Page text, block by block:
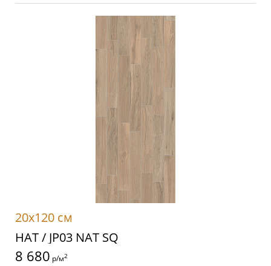
20x120 см
НАТ / JP03 NAT SQ
8 680 р/м2